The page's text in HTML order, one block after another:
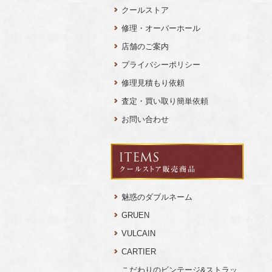
クールストア
修理・オーバーホール
店舗のご案内
プライバシーポリシー
修理見積もり依頼
査定・買い取り簡単依頼
お問い合わせ
魅惑のダブルネーム
GRUEN
VULCAIN
CARTIER
こだわりのビンテージ&ストラッ